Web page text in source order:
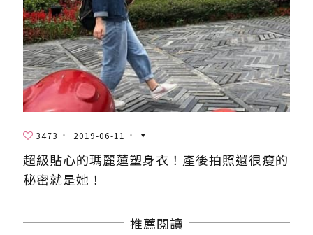
3473 2019-06-11
超級貼心的瑪麗蓮塑身衣！產後拍照還很瘦的
秘密就是她！
推薦閱讀